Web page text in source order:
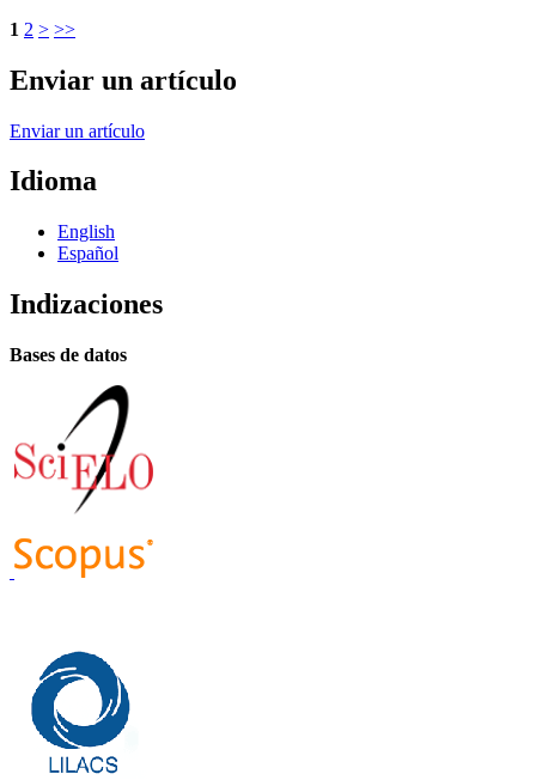
1 2 > >>
Enviar un artículo
Enviar un artículo
Idioma
English
Español
Indizaciones
Bases de datos